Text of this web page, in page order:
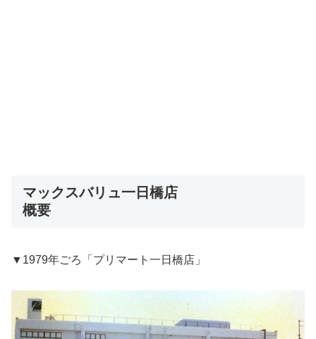
マックスバリュ一日橋店
概要
▼1979年ごろ「プリマート一日橋店」